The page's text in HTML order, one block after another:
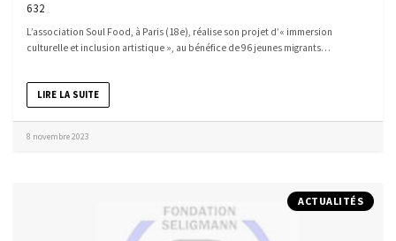
632
L’association Soul Food, à Paris (18e), réalise son projet d’« immersion
culturelle et inclusion artistique », au bénéfice de 96 jeunes migrants…
LIRE LA SUITE
8 novembre 2023
ACTUALITÉS